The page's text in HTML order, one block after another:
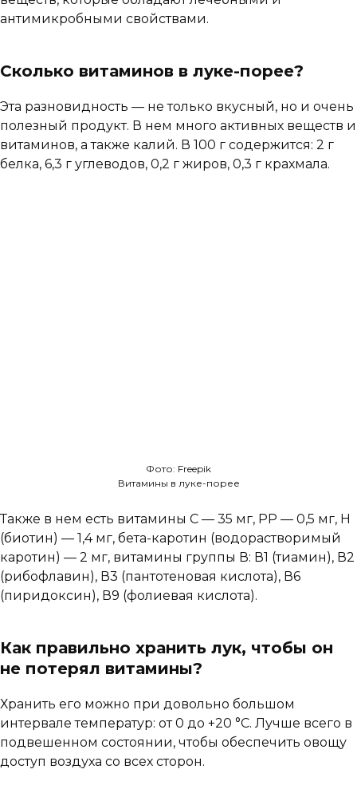
антимикробными свойствами.
Сколько витаминов в луке-порее?
Эта разновидность — не только вкусный, но и очень
полезный продукт. В нем много активных веществ и
витаминов, а также калий. В 100 г содержится: 2 г
белка, 6,3 г углеводов, 0,2 г жиров, 0,3 г крахмала.
Фото: Freepik
Витамины в луке-порее
Также в нем есть витамины С — 35 мг, РР — 0,5 мг, Н
(биотин) — 1,4 мг, бета-каротин (водорастворимый
каротин) — 2 мг, витамины группы В: В1 (тиамин), В2
(рибофлавин), В3 (пантотеновая кислота), В6
(пиридоксин), В9 (фолиевая кислота).
Как правильно хранить лук, чтобы он
не потерял витамины?
Хранить его можно при довольно большом
интервале температур: от 0 до +20 °С. Лучше всего в
подвешенном состоянии, чтобы обеспечить овощу
доступ воздуха со всех сторон.